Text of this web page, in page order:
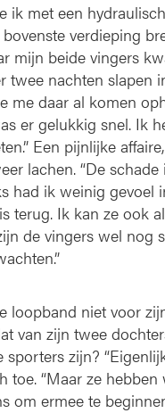
ik met een
verdieping
mijn beide vingers
twee nachten slapen
me daar al komen
er gelukkig snel. Ik
Een pijnlijke
lachen. “De schade
had ik weinig gevoel
terug. Ik kan ze ook
de vingers wel nog
loopband niet voor
van zijn twee
zijn?
toe. “Maar ze hebben
om ermee te